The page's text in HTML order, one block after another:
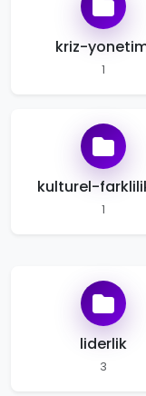
kriz-
1
kulturel-
1
liderlik
3